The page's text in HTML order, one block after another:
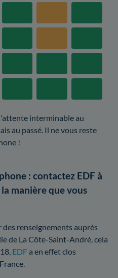
interminable au
au passé. Il ne vous reste
!
: contactez EDF à
manière que vous
renseignements auprès
de La Côte-Saint-André, cela
EDFa en effet clos